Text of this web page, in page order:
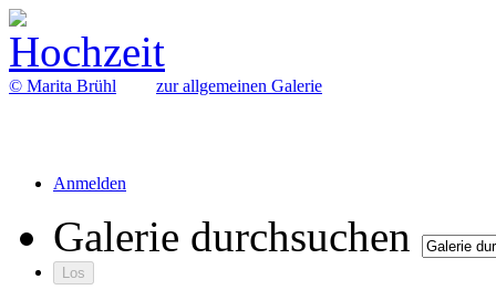
© Marita Brühl zur allgemeinen Galerie
Anmelden
Galerie durchsuchen